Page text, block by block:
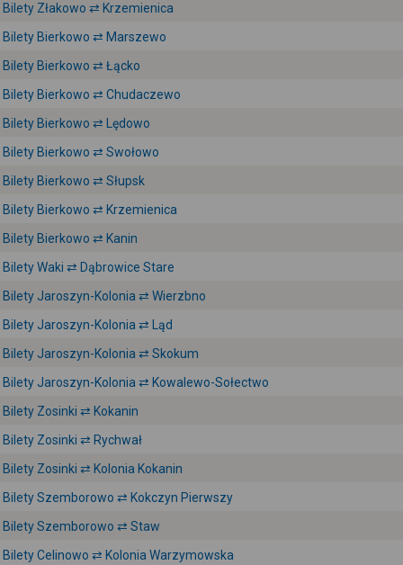
Bilety Złakowo ⇄ Krzemienica
Bilety Bierkowo ⇄ Marszewo
Bilety Bierkowo ⇄ Łącko
Bilety Bierkowo ⇄ Chudaczewo
Bilety Bierkowo ⇄ Lędowo
Bilety Bierkowo ⇄ Swołowo
Bilety Bierkowo ⇄ Słupsk
Bilety Bierkowo ⇄ Krzemienica
Bilety Bierkowo ⇄ Kanin
Bilety Waki ⇄ Dąbrowice Stare
Bilety Jaroszyn-Kolonia ⇄ Wierzbno
Bilety Jaroszyn-Kolonia ⇄ Ląd
Bilety Jaroszyn-Kolonia ⇄ Skokum
Bilety Jaroszyn-Kolonia ⇄ Kowalewo-Sołectwo
Bilety Zosinki ⇄ Kokanin
Bilety Zosinki ⇄ Rychwał
Bilety Zosinki ⇄ Kolonia Kokanin
Bilety Szemborowo ⇄ Kokczyn Pierwszy
Bilety Szemborowo ⇄ Staw
Bilety Celinowo ⇄ Kolonia Warzymowska